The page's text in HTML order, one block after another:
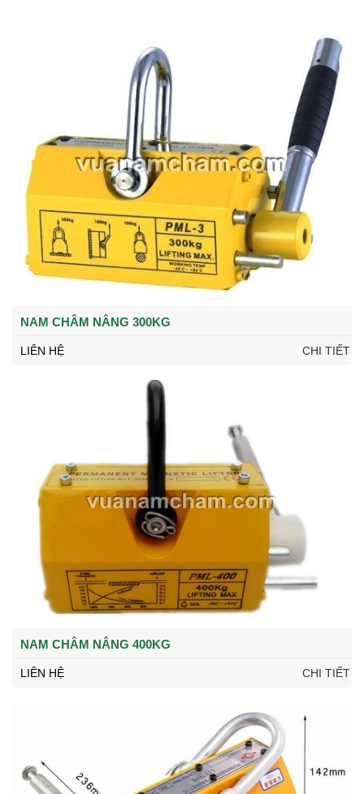
NAM CHÂM NÂNG 300KG
LIÊN HỆ CHI TIẾT
NAM CHÂM NÂNG 400KG
LIÊN HỆ CHI TIẾT